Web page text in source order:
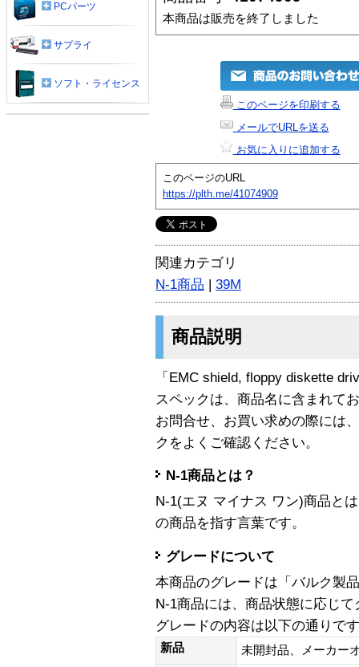
本商品は販売を終了しました
このページを印刷する
メールでURLを送る
お気に入りに追加する
このページのURL
https://plth.me/41074909
関連カテゴリ
N-1商品 | 39M
商品説明
「EMC shield, floppy diskette
スペックは、商品名に含まれて
お問合せ、お買い求めの際には
クをよくご確認ください。
N-1商品とは？
N-1(エヌ マイナス ワン)商品と
の商品を指す言葉です。
グレードについて
本商品のグレードは「バルク製
N-1商品には、商品状態に応じ
グレードの内容は以下の通りで
新品
未開封品、メーカー
PCパーツ
サプライ
ソフト・ライセンス